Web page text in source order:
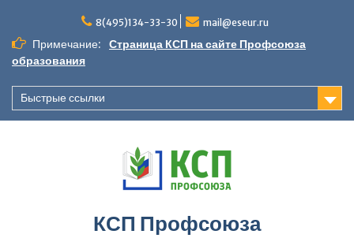
к
8(495)134-33-30 mail@eseur.ru
Примечание:
Страница КСП на сайте Профсоюза
образования
Быстрые ссылки
КСП Профсоюза